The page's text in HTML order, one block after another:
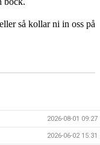
så kollar ni in oss på
2026-08-01 09:27
2026-06-02 15:31